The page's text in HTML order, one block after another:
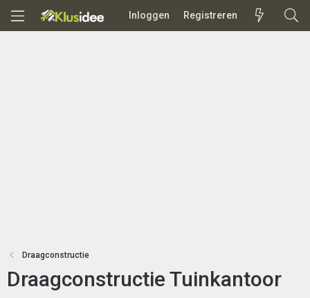
Inloggen Registreren
Draagconstructie
Draagconstructie Tuinkantoor